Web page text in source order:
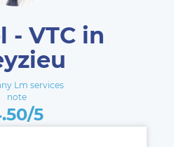
- VTC in
Lm services
note
5